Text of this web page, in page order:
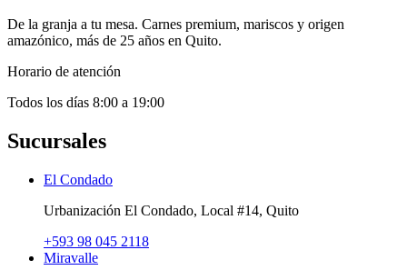
De la granja a tu mesa. Carnes premium, mariscos y origen
amazónico, más de 25 años en Quito.
Horario de atención
Todos los días 8:00 a 19:00
Sucursales
El Condado
Urbanización El Condado, Local #14, Quito
+593 98 045 2118
Miravalle